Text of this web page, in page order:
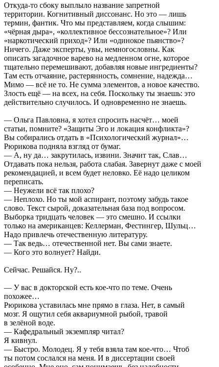
Откуда-то сбоку выплыло название запретной
территории. Когнитивный диссонанс. Но это — лишь
термин, фантик. Что мы представляем, когда слышим:
«чёрная дыра», «коллективное бессознательное»? Или
«наркотический приход»? Или «одинокое пьянство»?
Ничего. Даже эксперты, увы, немногословны. Как
описать загадочное варево на медленном огне, которое
тщательно перемешивают, добавляя новые ингредиенты?
Там есть отчаяние, растерянность, сомнение, надежда…
Мимо — всё не то. Не сумма элементов, а новое качество.
Злость ещё — на всех, на себя. Поскольку ты знаешь: это
действительно случилось. И одновременно не знаешь.
— Ольга Павловна, я хотел спросить насчёт… моей
статьи, помните? «Защиты Эго и локация конфликта»?
Вы собирались отдать в «Психологический журнал»…
Рюрикова подняла взгляд от бумаг.
— А, ну да… закрутилась, извини. Значит так, Слав…
Отдавать пока нельзя, работа слабая. Завернут даже с моей
рекомендацией, и всем будет неловко. Её надо целиком
переписать.
— Неужели всё так плохо?
— Неплохо. Но ты мой аспирант, поэтому забудь такое
слово. Текст сырой, доказательная база под вопросом.
Выборка тридцать человек — это смешно. И ссылки
только на американцев: Келлерман, Фестингер, Шульц…
Надо привлечь отечественную литературу.
— Так ведь… отечественной нет. Вы сами знаете.
— Кого это волнует? Найди.
Сейчас. Решайся. Ну?..
— У вас в докторской есть кое-что по теме. Очень
похожее…
Рюрикова уставилась мне прямо в глаза. Нет, в самый
мозг. Я ощутил себя аквариумной рыбой, травой
в зелёной воде.
— Кафедральный экземпляр читал?
Я кивнул.
— Быстро. Молодец. Я у тебя взяла там кое-что… Чтоб
ты потом сослался на меня. И в диссертации своей